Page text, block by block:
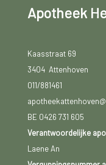
Apotheek
Kaasstraat 69
3404 Attenhoven
011/881461
BE 0426 731 605
Verantwoordelijke
Laene An